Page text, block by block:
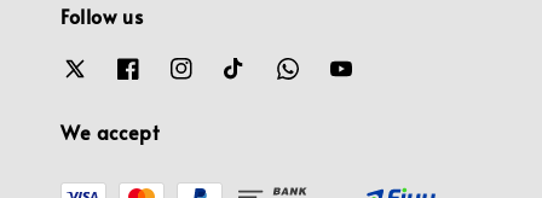
Follow us
We accept